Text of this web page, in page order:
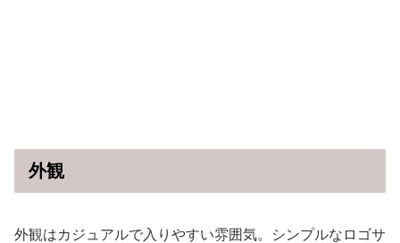
外観
外観はカジュアルで入りやすい雰囲気。シンプルなロゴサ